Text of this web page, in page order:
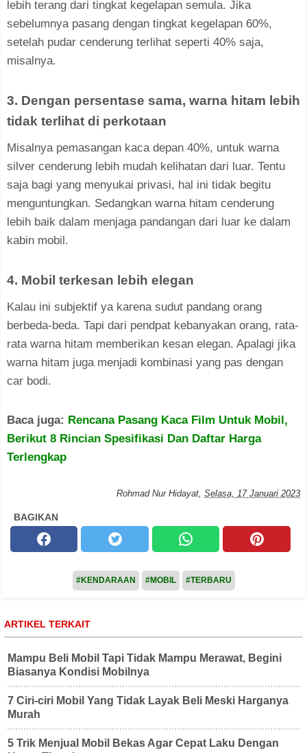
lebih terang dari tingkat kegelapan semula. Jika
sebelumnya pasang dengan tingkat kegelapan 60%,
setelah pudar cenderung terlihat seperti 40% saja,
misalnya.
3. Dengan persentase sama, warna hitam lebih
tidak terlihat di perkotaan
Misalnya pemasangan kaca depan 40%, untuk warna
silver cenderung lebih mudah kelihatan dari luar. Tentu
saja bagi yang menyukai privasi, hal ini tidak begitu
menguntungkan. Sedangkan warna hitam cenderung
lebih baik dalam menjaga pandangan dari luar ke dalam
kabin mobil.
4. Mobil terkesan lebih elegan
Kalau ini subjektif ya karena sudut pandang orang
berbeda-beda. Tapi dari pendpat kebanyakan orang, rata-
rata warna hitam memberikan kesan elegan. Apalagi jika
warna hitam juga menjadi kombinasi yang pas dengan
car bodi.
Baca juga: Rencana Pasang Kaca Film Untuk Mobil,
Berikut 8 Rincian Spesifikasi Dan Daftar Harga
Terlengkap
Rohmad Nur Hidayat, Selasa, 17 Januari 2023
BAGIKAN
#KENDARAAN #MOBIL #TERBARU
ARTIKEL TERKAIT
Mampu Beli Mobil Tapi Tidak Mampu Merawat, Begini
Biasanya Kondisi Mobilnya
7 Ciri-ciri Mobil Yang Tidak Layak Beli Meski Harganya
Murah
5 Trik Menjual Mobil Bekas Agar Cepat Laku Dengan